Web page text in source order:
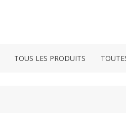
TOUS LES PRODUITS